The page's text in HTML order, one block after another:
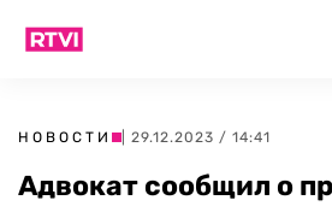
НОВОСТИ | 29.12.2023 / 14:41
Адвокат сообщил о